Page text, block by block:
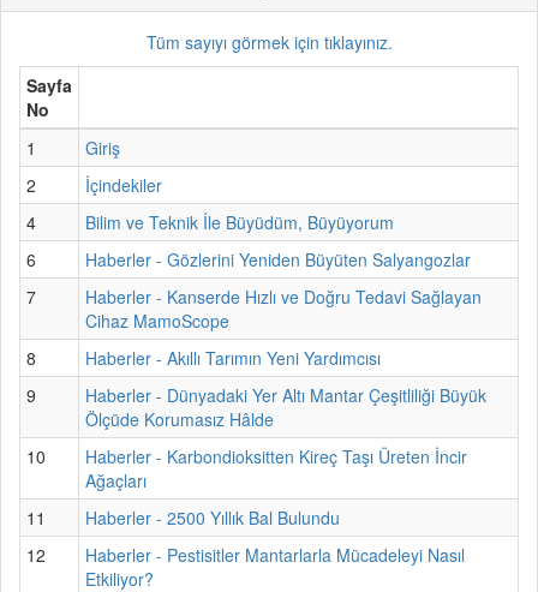
Tüm sayıyı görmek için tıklayınız.
Sayfa
No
1
Giriş
2
İçindekiler
4
Bilim ve Teknik İle Büyüdüm, Büyüyorum
6
Haberler - Gözlerini Yeniden Büyüten Salyangozlar
7
Haberler - Kanserde Hızlı ve Doğru Tedavi Sağlayan
Cihaz MamoScope
8
Haberler - Akıllı Tarımın Yeni Yardımcısı
9
Haberler - Dünyadaki Yer Altı Mantar Çeşitliliği Büyük
Ölçüde Korumasız Hâlde
10
Haberler - Karbondioksitten Kireç Taşı Üreten İncir
Ağaçları
11
Haberler - 2500 Yıllık Bal Bulundu
12
Haberler - Pestisitler Mantarlarla Mücadeleyi Nasıl
Etkiliyor?